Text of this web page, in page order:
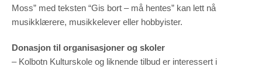
Moss” med teksten “Gis bort – må hentes” kan lett nå
musikklærere, musikkelever eller hobbyister.
Donasjon til organisasjoner og skoler
– Kolbotn Kulturskole og liknende tilbud er interessert i